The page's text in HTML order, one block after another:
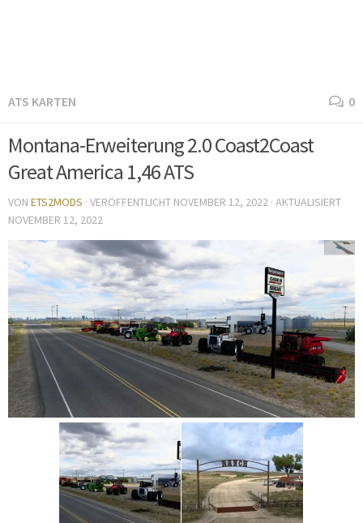
ATS KARTEN 0
Montana-Erweiterung 2.0 Coast2Coast
Great America 1,46 ATS
VON ETS2MODS · VERÖFFENTLICHT NOVEMBER 12, 2022 · AKTUALISIERT
NOVEMBER 12, 2022